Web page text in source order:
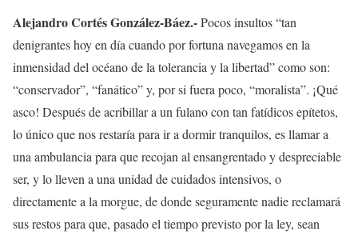
Alejandro Cortés González-Báez.-Pocos insultos “tan
denigrantes hoy en día cuando por fortuna navegamos en la
inmensidad del océano de la tolerancia y la libertad” como son:
“conservador”, “fanático” y, por si fuera poco, “moralista”. ¡Qué
asco! Después de acribillar a un fulano con tan fatídicos epítetos,
lo único que nos restaría para ir a dormir tranquilos, es llamar a
una ambulancia para que recojan al ensangrentado y despreciable
ser, y lo lleven a una unidad de cuidados intensivos, o
directamente a la morgue, de donde seguramente nadie reclamará
sus restos para que, pasado el tiempo previsto por la ley, sean